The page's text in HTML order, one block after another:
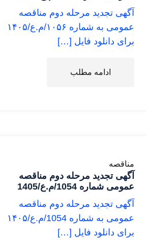
آگهی تجدید مرحله دوم مناقصه
عمومی به شماره ۱۰۵۶/م.ع/۱۴۰۵
برای دانلود فایل […]
ادامه مطلب
مناقصه
آگهی تجدید مرحله دوم مناقصه
عمومی شماره 1054/م.ع/1405
آگهی تجدید مرحله دوم مناقصه
عمومی به شماره 1054/م.ع/۱۴۰۵
برای دانلود فایل […]